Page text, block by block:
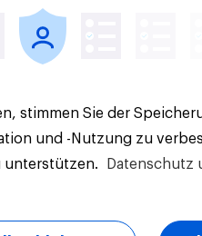
stimmen Sie der
und -Nutzung zu
unterstützen.
Datenschutz